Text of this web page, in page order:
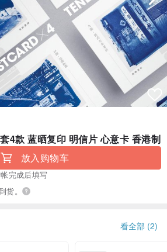
4款 蓝晒复印 明信片 心意卡 香港制
放入购物车
帐完成后填写
货。
看全部 (2)